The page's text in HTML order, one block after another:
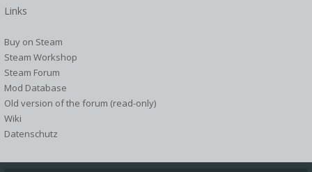
Links
Buy on Steam
Steam Workshop
Steam Forum
Mod Database
Old version of the forum (read-only)
Wiki
Datenschutz